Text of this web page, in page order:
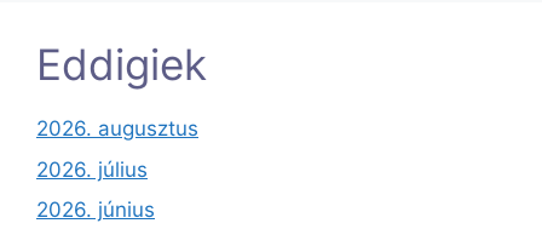
Eddigiek
2026. augusztus
2026. július
2026. június